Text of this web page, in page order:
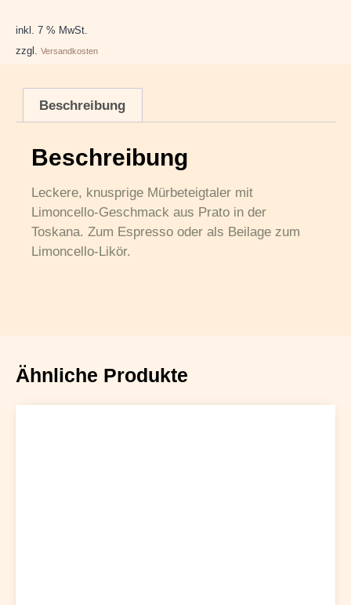
inkl. 7 % MwSt.
zzgl. Versandkosten
Beschreibung
Beschreibung
Leckere, knusprige Mürbeteigtaler mit
Limoncello-Geschmack aus Prato in der
Toskana. Zum Espresso oder als Beilage zum
Limoncello-Likör.
Ähnliche Produkte